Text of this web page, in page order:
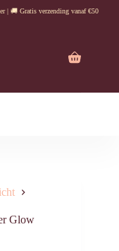
| 🚚 Gratis verzending vanaf €50
Glow